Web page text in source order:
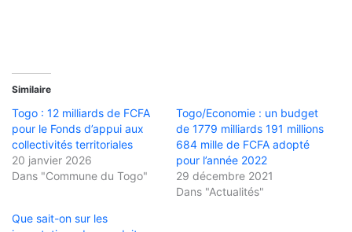
Similaire
Togo : 12 milliards de FCFA
pour le Fonds d’appui aux
collectivités territoriales
20 janvier 2026
Dans "Commune du Togo"
Togo/Economie : un budget
de 1779 milliards 191 millions
684 mille de FCFA adopté
pour l’année 2022
29 décembre 2021
Dans "Actualités"
Que sait-on sur les